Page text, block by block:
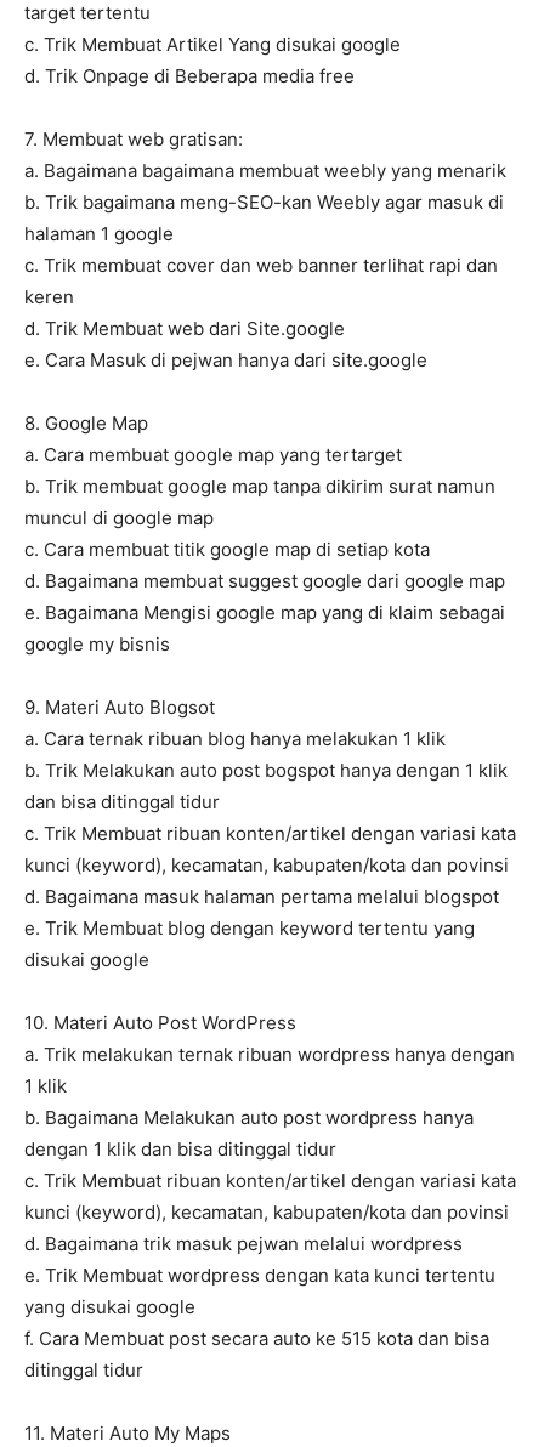
target tertentu
c. Trik Membuat Artikel Yang disukai google
d. Trik Onpage di Beberapa media free
7. Membuat web gratisan:
a. Bagaimana bagaimana membuat weebly yang menarik
b. Trik bagaimana meng-SEO-kan Weebly agar masuk di
halaman 1 google
c. Trik membuat cover dan web banner terlihat rapi dan
keren
d. Trik Membuat web dari Site.google
e. Cara Masuk di pejwan hanya dari site.google
8. Google Map
a. Cara membuat google map yang tertarget
b. Trik membuat google map tanpa dikirim surat namun
muncul di google map
c. Cara membuat titik google map di setiap kota
d. Bagaimana membuat suggest google dari google map
e. Bagaimana Mengisi google map yang di klaim sebagai
google my bisnis
9. Materi Auto Blogsot
a. Cara ternak ribuan blog hanya melakukan 1 klik
b. Trik Melakukan auto post bogspot hanya dengan 1 klik
dan bisa ditinggal tidur
c. Trik Membuat ribuan konten/artikel dengan variasi kata
kunci (keyword), kecamatan, kabupaten/kota dan povinsi
d. Bagaimana masuk halaman pertama melalui blogspot
e. Trik Membuat blog dengan keyword tertentu yang
disukai google
10. Materi Auto Post WordPress
a. Trik melakukan ternak ribuan wordpress hanya dengan
1 klik
b. Bagaimana Melakukan auto post wordpress hanya
dengan 1 klik dan bisa ditinggal tidur
c. Trik Membuat ribuan konten/artikel dengan variasi kata
kunci (keyword), kecamatan, kabupaten/kota dan povinsi
d. Bagaimana trik masuk pejwan melalui wordpress
e. Trik Membuat wordpress dengan kata kunci tertentu
yang disukai google
f. Cara Membuat post secara auto ke 515 kota dan bisa
ditinggal tidur
11. Materi Auto My Maps